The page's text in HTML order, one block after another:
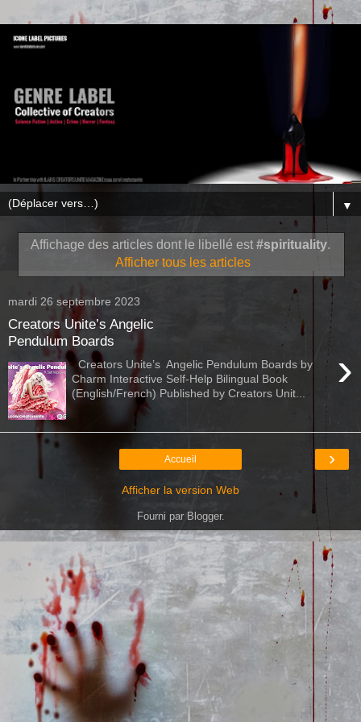
▼
Affichage des articles dont le libellé est #spirituality.
Afficher tous les articles
mardi 26 septembre 2023
Creators Unite’s Angelic
Pendulum Boards
›
Creators Unite’s Angelic Pendulum Boards by
Charm Interactive Self-Help Bilingual Book
(English/French) Published by Creators Unit...
›
Accueil
Afficher la version Web
Fourni par Blogger.